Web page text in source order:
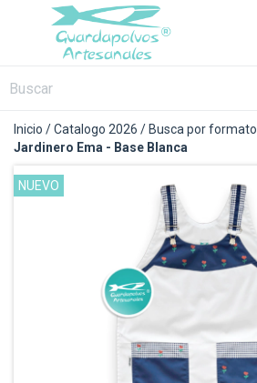
Inicio /Catalogo 2026 / Busca por formato
Jardinero Ema - Base Blanca
NUEVO